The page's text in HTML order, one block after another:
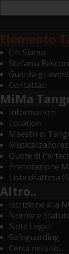
Elemento
Chi Siamo
Stefania Rasconi
Guarda gli
Contattaci
MiMa
Informazioni
Location
Maestri di
Musicalizadores
Quote di
Prenotazione
Lista di attesa
Altro..
Iscrizione alla
Norme e
Note Legali
Safeguarding
Cerca nel sito...